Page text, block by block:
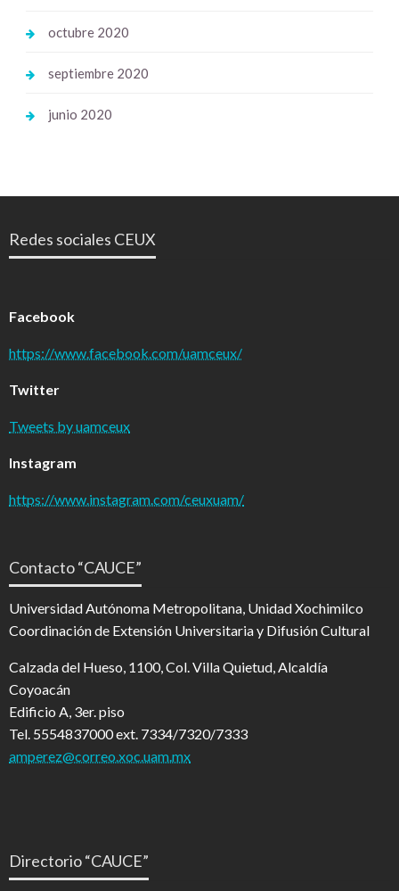
octubre 2020
septiembre 2020
junio 2020
Redes sociales CEUX
Facebook
https://www.facebook.com/uamceux/
Twitter
Tweets by uamceux
Instagram
https://www.instagram.com/ceuxuam/
Contacto “CAUCE”
Universidad Autónoma Metropolitana, Unidad Xochimilco
Coordinación de Extensión Universitaria y Difusión Cultural
Calzada del Hueso, 1100, Col. Villa Quietud, Alcaldía
Coyoacán
Edificio A, 3er. piso
Tel. 5554837000 ext. 7334/7320/7333
amperez@correo.xoc.uam.mx
Directorio “CAUCE”